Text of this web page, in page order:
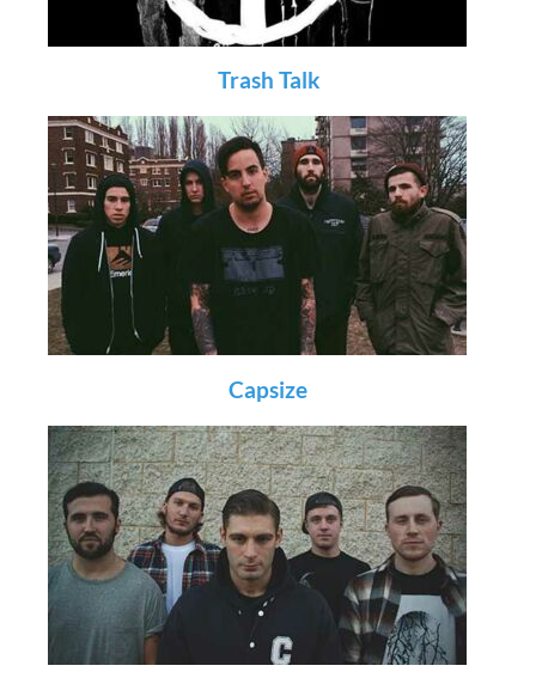
Trash Talk
Capsize